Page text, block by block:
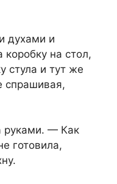
духами и
на стол,
стула и тут же
спрашивая,
— Как
готовила,